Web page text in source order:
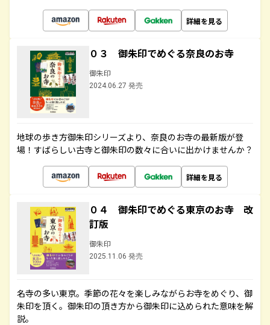
詳細を見る
０３ 御朱印でめぐる奈良のお寺
御朱印
2024.06.27 発売
地球の歩き方御朱印シリーズより、奈良のお寺の最新版が登
場！すばらしい古寺と御朱印の数々に合いに出かけませんか？
詳細を見る
０４ 御朱印でめぐる東京のお寺 改
訂版
御朱印
2025.11.06 発売
名寺の多い東京。季節の花々を楽しみながらお寺をめぐり、御
朱印を頂く。御朱印の頂き方から御朱印に込められた意味を解
説。